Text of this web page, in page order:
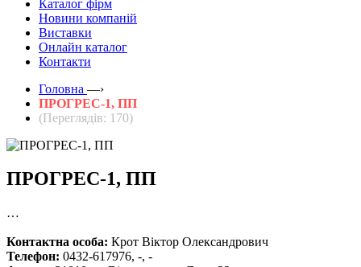
Каталог фірм
Новини компаній
Виставки
Онлайн каталог
Контакти
Головна —›
ПРОГРЕС-1, ПП
(Переглядів: 170)
ПРОГРЕС-1, ПП
…
Контактна особа: Крот Віктор Олександрович
Телефон: 0432-617976, -, -